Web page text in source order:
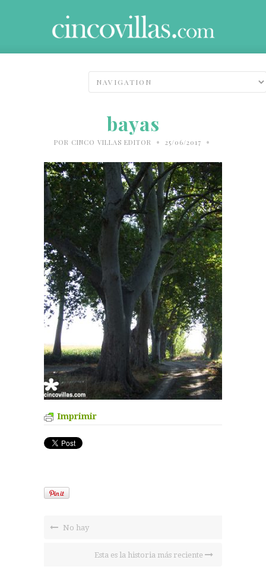
bayas
POR CINCO VILLAS EDITOR • 25/06/2017 •
Imprimir
No hay
Esta es la historia más reciente